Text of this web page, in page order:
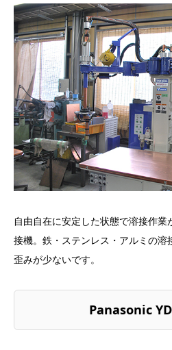
自由自在に安定した状態で溶接作
接機。鉄・ステンレス・アルミの溶
歪みが少ないです。
Panasonic